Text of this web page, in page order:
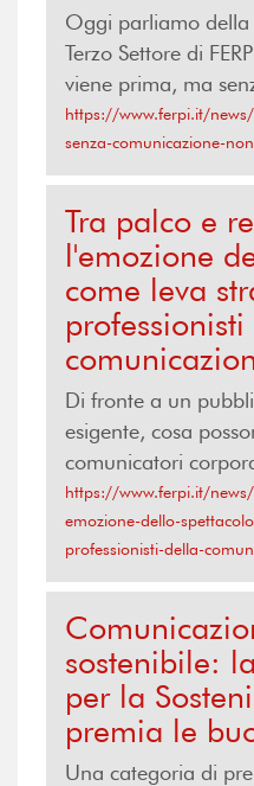
Oggi parliamo
Terzo Settore di
viene prima, ma
https://www.ferpi.it/
senza-comunicazione-
Tra palco e
l'emozione
come leva
Di fronte a un
esigente, cosa
comunicatori
https://www.ferpi.it/
emozione-dello-
professionisti-della-
sostenibile:
per la
premia le
Una categoria di